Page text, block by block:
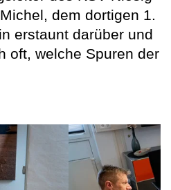
dem dortigen 1.
erstaunt darüber und
oft, welche Spuren der